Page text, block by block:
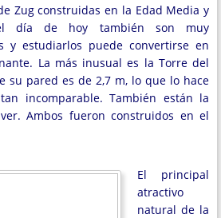
Zug construidas en la Edad Media y
el día de hoy también son muy
y estudiarlos puede convertirse en
La más inusual es la Torre del
su pared es de 2,7 m, lo que lo hace
incomparable. También están la
Ambos fueron construidos en el
El principal
atractivo
natural de la